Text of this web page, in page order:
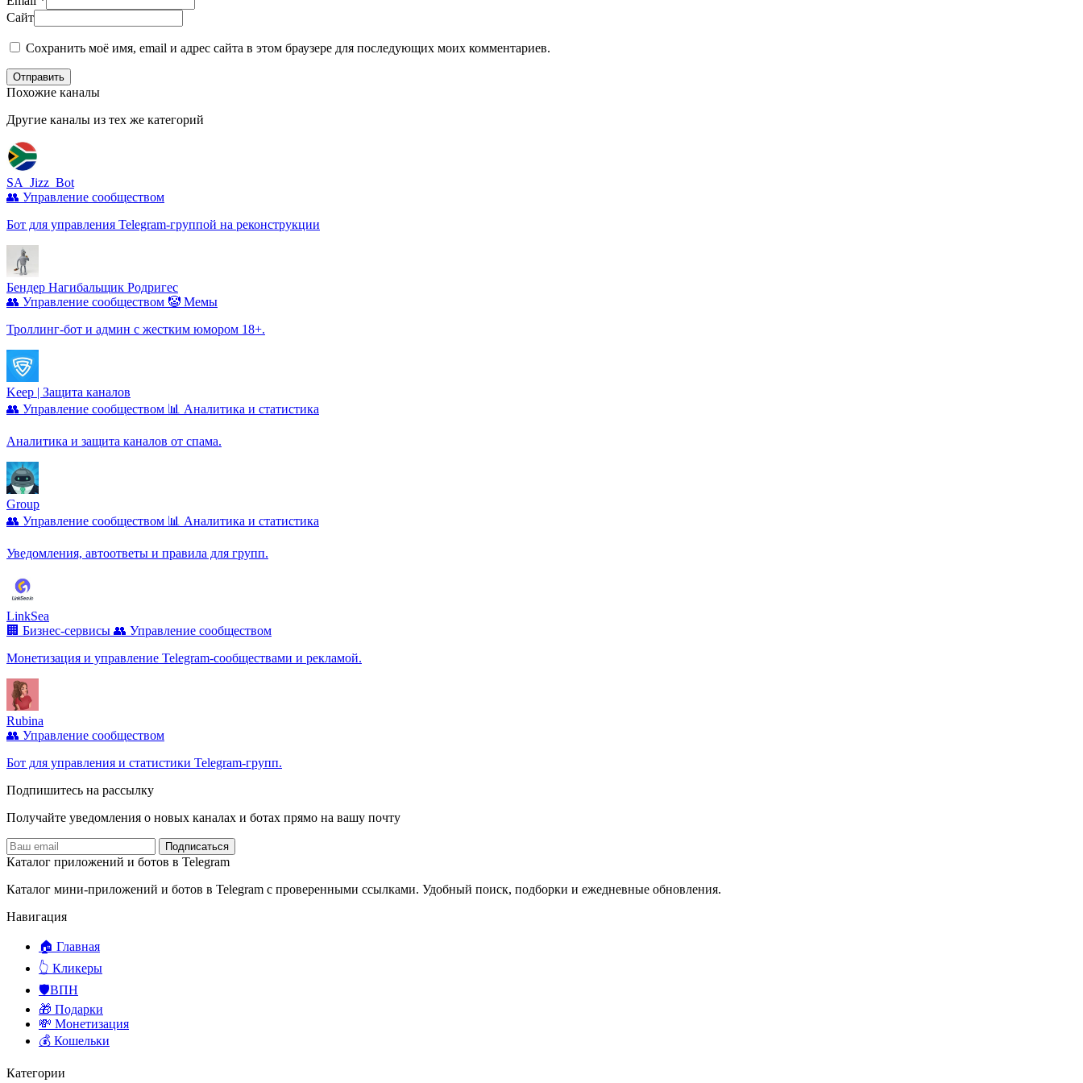
Сайт
Сохранить моё имя, email и адрес сайта в этом браузере для последующих моих комментариев.
Отправить
Похожие каналы
Другие каналы из тех же категорий
SA_Jizz_Bot
👥 Управление сообществом
Бот для управления Telegram-группой на реконструкции
Бендер Нагибальщик Родригес
👥 Управление сообществом 🤡 Мемы
Троллинг-бот и админ с жестким юмором 18+.
Keep | Защита каналов
👥 Управление сообществом 📊 Аналитика и статистика
Аналитика и защита каналов от спама.
Group
👥 Управление сообществом 📊 Аналитика и статистика
Уведомления, автоответы и правила для групп.
LinkSea
🏢 Бизнес-сервисы 👥 Управление сообществом
Монетизация и управление Telegram‑сообществами и рекламой.
Rubina
👥 Управление сообществом
Бот для управления и статистики Telegram-групп.
Подпишитесь на рассылку
Получайте уведомления о новых каналах и ботаx прямо на вашу почту
Подписаться
Каталог приложений и ботов в Telegram
Каталог мини-приложений и ботов в Telegram с проверенными ссылками. Удобный поиск, подборки и ежедневные обновления.
Навигация
🏠 Главная
👆 Кликеры
🛡️ВПН
🎁 Подарки
💸 Монетизация
💰 Кошельки
Категории